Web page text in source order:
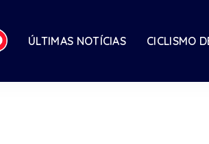
ÚLTIMAS NOTÍCIAS CICLISMO